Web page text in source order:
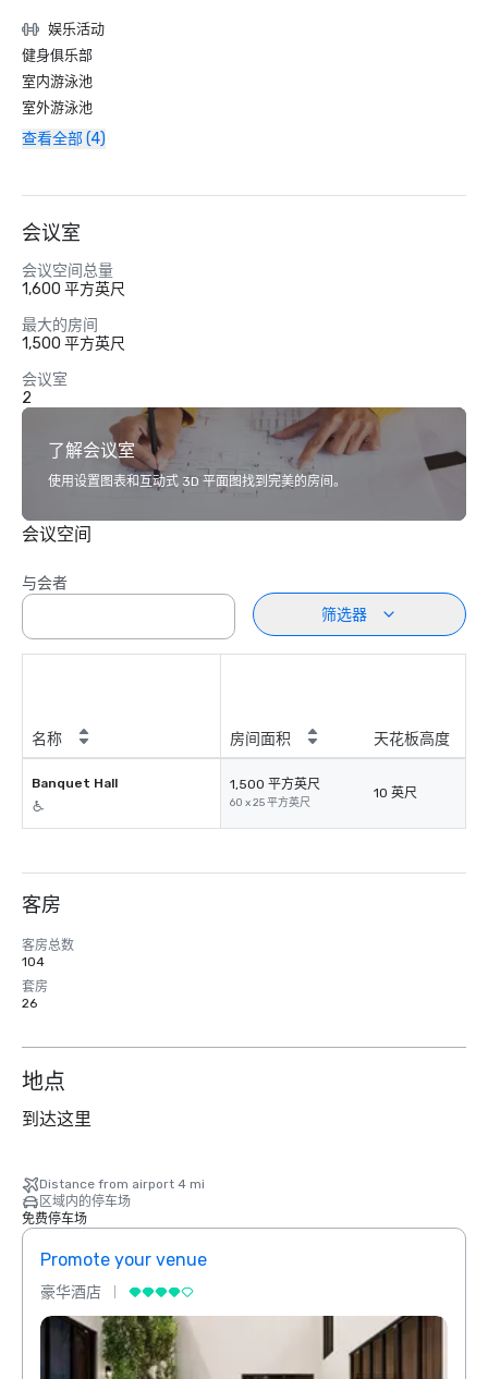
娱乐活动
健身俱乐部
室内游泳池
室外游泳池
查看全部 (4)
会议室
会议空间总量
1,600 平方英尺
最大的房间
1,500 平方英尺
会议室
2
了解会议室
使用设置图表和互动式 3D 平面图找到完美的房间。
会议空间
与会者
筛选器
名称 房间面积 天花板高度
Banquet Hall 1,500 平方英尺
60 x 25 平方英尺
10 英尺
客房
客房总数
104
套房
26
地点
到达这里
Distance from airport 4 mi
区域内的停车场
免费停车场
Promote your venue
豪华酒店